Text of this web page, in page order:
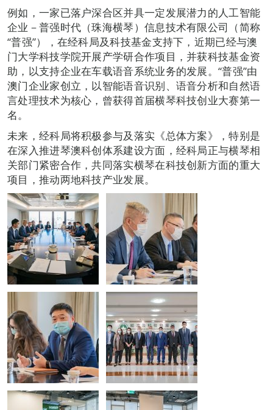
例如，一家已落户深合区并具一定发展潜力的人工智能
企业－普强时代（珠海横琴）信息技术有限公司（简称
“普强”），在经科局及科技基金支持下，近期已经与澳
门大学科技学院开展产学研合作项目，并获科技基金资
助，以支持企业在车载语音系统业务的发展。“普强”由
澳门企业家创立，以智能语音识别、语音分析和自然语
言处理技术为核心，曾获得首届横琴科技创业大赛第一
名。
未来，经科局将积极参与及落实《总体方案》，特别是
在深入推进琴澳科创体系建设方面，经科局正与横琴相
关部门紧密合作，共同落实横琴在科技创新方面的重大
项目，推动两地科技产业发展。